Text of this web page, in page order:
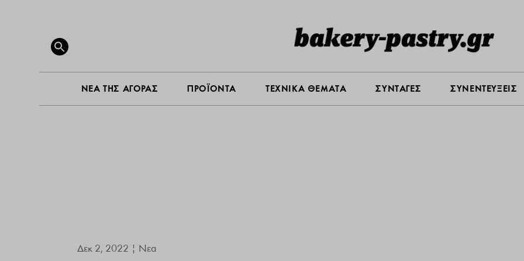
Search
for:
SEARCH BUTTON
ΝΕΑ ΤΗΣ ΑΓΟΡΑΣ ΠΡΟΪΟΝΤΑ ΤΕΧΝΙΚΑ ΘΕΜΑΤΑ ΣΥΝΤΑΓΕΣ ΣΥΝΕΝΤΕΥΞΕΙΣ
Δεκ 2, 2022 | Νεα